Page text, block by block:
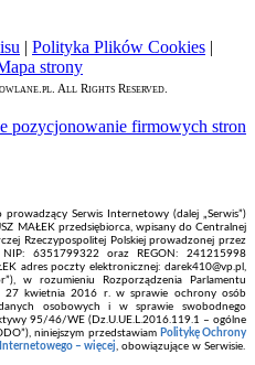
| Polityka Plików Cookies |
strony
All Rights Reserved.
pozycjonowanie firmowych stron
Serwis Internetowy (dalej „Serwis”)
MAŁEK przedsiębiorca, wpisany do Centralnej
Rzeczypospolitej Polskiej prowadzonej przez
6351799322 oraz REGON: 241215998
adres poczty elektronicznej: darek410@vp.pl,
w rozumieniu Rozporządzenia Parlamentu
27 kwietnia 2016 r. w sprawie ochrony osób
osobowych i w sprawie swobodnego
95/46/WE (Dz.U.UE.L.2016.119.1 – ogólne
niniejszym przedstawiam Politykę Ochrony
Internetowego – więcej , obowiązujące w Serwisie.